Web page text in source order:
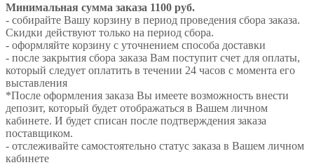
Минимальная сумма заказа 1100 руб.
- собирайте Вашу корзину в период проведения сбора заказа.
Скидки действуют только на период сбора.
- оформляйте корзину с уточнением способа доставки
- после закрытия сбора заказа Вам поступит счет для оплаты,
который следует оплатить в течении 24 часов с момента его
выставления
*После оформления заказа Вы имеете возможность внести
депозит, который будет отображаться в Вашем личном
кабинете. И будет списан после подтверждения заказа
поставщиком.
- отслеживайте самостоятельно статус заказа в Вашем личном
кабинете